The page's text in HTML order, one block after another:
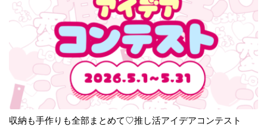
収納も手作りも全部まとめて♡推し活アイデアコンテスト